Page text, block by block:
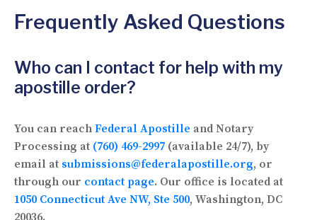
Frequently Asked Questions
Who can I contact for help with my
apostille order?
You can reach Federal Apostille and Notary
Processing at (760) 469-2997 (available 24/7), by
email at submissions@federalapostille.org, or
through our contact page. Our office is located at
1050 Connecticut Ave NW, Ste 500, Washington, DC
20036.